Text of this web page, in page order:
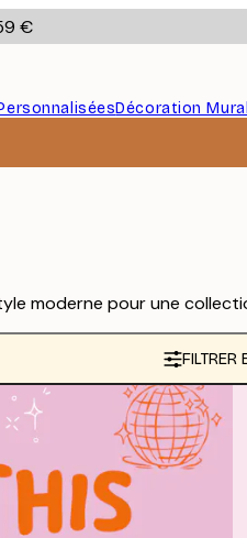
€
Décoration
moderne pour une
FILTRER